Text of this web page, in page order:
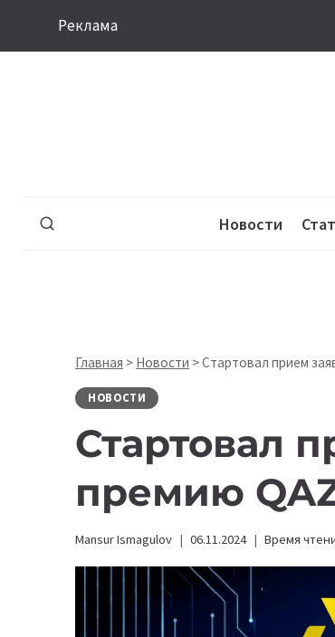
Реклама
Новости
Главная > Новости >Стартовал прием
НОВОСТИ
Стартовал
премию
Mansur Ismagulov 06.11.2024 Время